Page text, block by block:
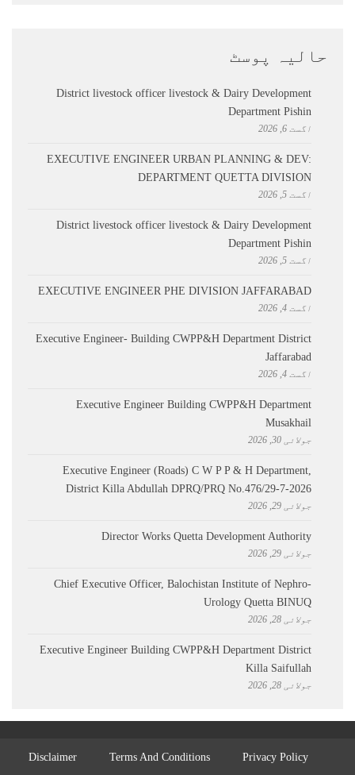
حالیہ پوسٹ
District livestock officer livestock & Dairy Development
Department Pishin
اگست 6, 2026
EXECUTIVE ENGINEER URBAN PLANNING & DEV:
DEPARTMENT QUETTA DIVISION
اگست 5, 2026
District livestock officer livestock & Dairy Development
Department Pishin
اگست 5, 2026
EXECUTIVE ENGINEER PHE DIVISION JAFFARABAD
اگست 4, 2026
Executive Engineer- Building CWPP&H Department District
Jaffarabad
اگست 4, 2026
Executive Engineer Building CWPP&H Department
Musakhail
جولائی 30, 2026
Executive Engineer (Roads) C W P P & H Department,
District Killa Abdullah ​DPRQ/PRQ No.476/29-7-2026
جولائی 29, 2026
Director Works Quetta Development Authority
جولائی 29, 2026
Chief Executive Officer, Balochistan Institute of Nephro-
Urology Quetta BINUQ
جولائی 28, 2026
Executive Engineer Building CWPP&H Department District
Killa Saifullah
جولائی 28, 2026
Privacy Policy
Terms And Conditions
Disclaimer